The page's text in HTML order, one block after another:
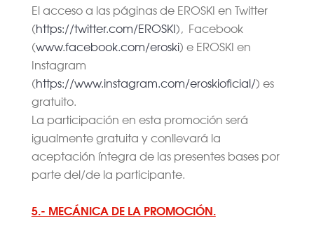
El acceso a las páginas de EROSKI en Twitter
(https://twitter.com/EROSKI), Facebook
(www.facebook.com/eroski) e EROSKI en
Instagram
(https://www.instagram.com/eroskioficial/) es
gratuito.
La participación en esta promoción será
igualmente gratuita y conllevará la
aceptación íntegra de las presentes bases por
parte del/de la participante.
5.- MECÁNICA DE LA PROMOCIÓN.